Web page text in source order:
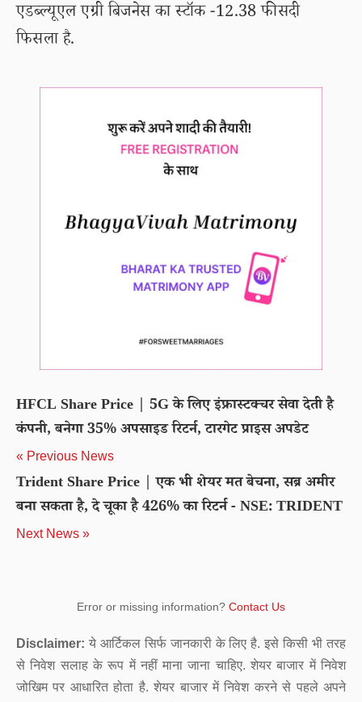
एडब्ल्यूएल एग्री बिजनेस का स्टॉक -12.38 फीसदी
फिसला है.
HFCL Share Price | 5G के लिए इंफ्रास्टक्चर सेवा देती है
कंपनी, बनेगा 35% अपसाइड रिटर्न, टारगेट प्राइस अपडेट
« Previous News
Trident Share Price | एक भी शेयर मत बेचना, सब्र अमीर
बना सकता है, दे चूका है 426% का रिटर्न - NSE: TRIDENT
Next News »
Error or missing information? Contact Us
Disclaimer: ये आर्टिकल सिर्फ जानकारी के लिए है. इसे किसी भी तरह
से निवेश सलाह के रूप में नहीं माना जाना चाहिए. शेयर बाजार में निवेश
जोखिम पर आधारित होता है. शेयर बाजार में निवेश करने से पहले अपने